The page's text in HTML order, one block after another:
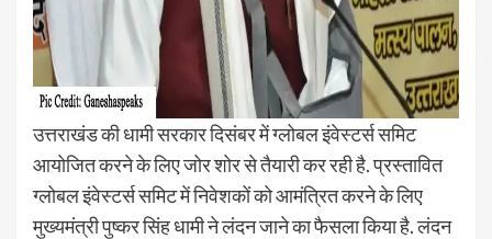
उत्तराखंड की धामी सरकार दिसंबर में ग्लोबल इंवेस्टर्स समिट
आयोजित करने के लिए जोर शोर से तैयारी कर रही है. प्रस्तावित
ग्लोबल इंवेस्टर्स समिट में निवेशकों को आमंत्रित करने के लिए
मुख्यमंत्री पुष्कर सिंह धामी ने लंदन जाने का फैसला किया है. लंदन